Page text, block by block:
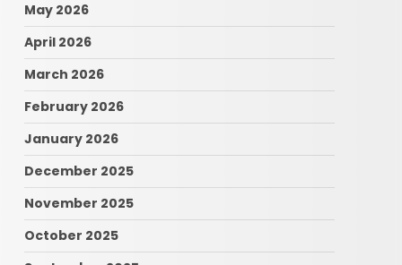
May 2026
April 2026
March 2026
February 2026
January 2026
December 2025
November 2025
October 2025